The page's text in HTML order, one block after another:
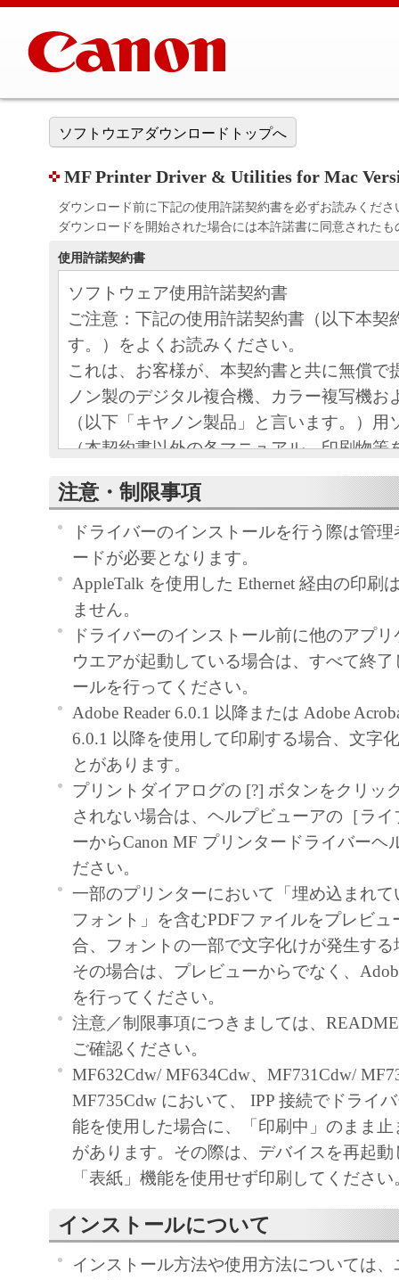
ソフトウエアダウンロードトップへ
MF Printer Driver & Utilities for Mac
ダウンロード前に下記の使用許諾契約書を必ずお読みくださ
ダウンロードを開始された場合には本許諾書に同意された
使用許諾契約書
ソフトウェア使用許諾契約書
ご注意：下記の使用許諾契約書（以下本契
す。）をよくお読みください。
これは、お客様が、本契約書と共に無償で
ノン製のデジタル複合機、カラー複写機お
（以下「キヤノン製品」と言います。）用
（本契約書以外の各マニュアル、印刷物等
以下「本ソフトウェア」と言います。）を
めの、お客様とキヤノン株式会社（以下キ
す。）との間の契約書です。
お客様は、『同意』を示す下記のボタンを
点、または「本ソフトウェア」のインスト
をもって、本契約書に同意したことになり
お客様が本契約書に同意できない場合、「
ア」を使用することはできません。
１．許諾
(1) キヤノンは、お客様が「キヤノン製品
のために、「キヤノン製品」に直接または
通じ接続される複数のコンピューター（以
と言います。）において、「本ソフトウェ
契約書においては、「本ソフトウェア」を
の記憶媒体上にインストールすること、ま
ターにおいて表示すること、アクセスする
実行することのいずれも含むものとします
非独占的権利をお客様に対して許諾します
た「指定機器」にネットワークを通じて接
ューター上で、かかるコンピューターの使
「本ソフトウェア」を使用させることがで
るコンピューターの使用者に本契約書上の
を遵守させるとともに、その履行に関し全
を条件とします。
(2) お客様は、上記(1)に基づいて「本ソフ
するためのバックアップとして、「本ソフ
部、複製することができます。
(3) 上記(1)および(2)に定める場合を除き、
と黙示たるとを問わず、本契約書によって
るいは許諾されるものではありません。
注意・制限事項
ドライバーのインストールを行う際は管
ードが必要となります。
AppleTalk を使用した Ethernet 経由の印刷
ません。
ドライバーのインストール前に他のアプ
ウエアが起動している場合は、すべて終
ールを行ってください。
Adobe Reader 6.0.1 以降または Adobe
6.0.1 以降を使用して印刷する場合、文字
とがあります。
プリントダイアログの [?] ボタンをクリッ
されない場合は、ヘルプビューアの［ラ
ーからCanon MF プリンタードライバーヘ
ださい。
一部のプリンターにおいて「埋め込まれて
フォント」を含むPDFファイルをプレビ
合、フォントの一部で文字化けが発生す
その場合は、プレビューからでなく、
を行ってください。
注意／制限事項につきましては、
ご確認ください。
MF632Cdw/ MF634Cdw、MF731Cdw/
MF735Cdw において、 IPP 接続でドライ
能を使用した場合に、「印刷中」のまま
があります。その際は、デバイスを再起
「表紙」機能を使用せず印刷してください
インストールについて
インストール方法や使用方法については